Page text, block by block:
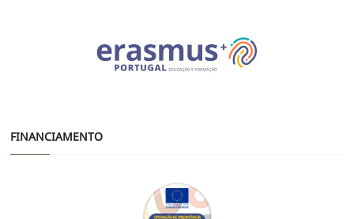
FINANCIAMENTO